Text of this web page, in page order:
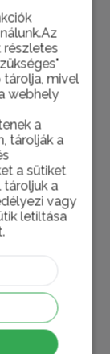
részletes
mivel
webhely
a
tárolják a
a sütiket
tároljuk a
vagy
letiltása
az